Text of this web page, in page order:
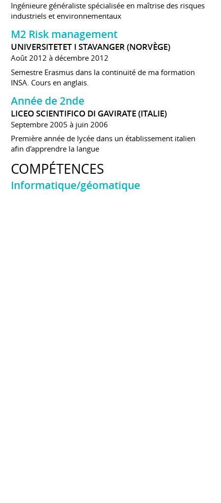
Ingénieure généraliste spécialisée en maîtrise des risques
industriels et environnementaux
M2 Risk management
UNIVERSITETET I STAVANGER (NORVÈGE)
Août 2012 à décembre 2012
Semestre Erasmus dans la continuité de ma formation
INSA. Cours en anglais.
Année de 2nde
LICEO SCIENTIFICO DI GAVIRATE (ITALIE)
Septembre 2005 à juin 2006
Première année de lycée dans un établissement italien
afin d'apprendre la langue
COMPÉTENCES
Informatique/géomatique